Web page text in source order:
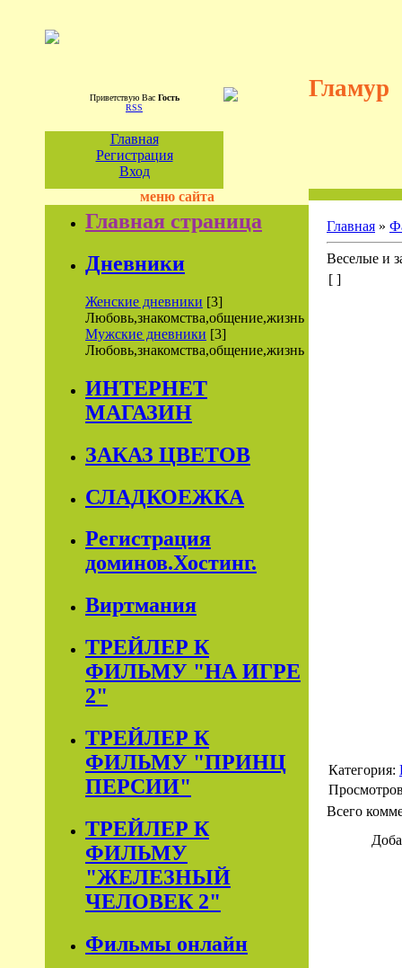
Приветствую Вас Гость
RSS
Гламур
Главная
Регистрация
Вход
меню сайта
Главная страница
Дневники
Женские дневники [3]
Любовь,знакомства,общение,жизнь
Мужские дневники [3]
Любовь,знакомства,общение,жизнь
ИНТЕРНЕТ
МАГАЗИН
ЗАКАЗ ЦВЕТОВ
СЛАДКОЕЖКА
Регистрация
доминов.Хостинг.
Виртмания
ТРЕЙЛЕР К
ФИЛЬМУ "НА ИГРЕ
2"
ТРЕЙЛЕР К
ФИЛЬМУ "ПРИНЦ
ПЕРСИИ"
ТРЕЙЛЕР К
ФИЛЬМУ
"ЖЕЛЕЗНЫЙ
ЧЕЛОВЕК 2"
Фильмы онлайн
Главная »
Веселые и
[ ]
Категория:
Всего